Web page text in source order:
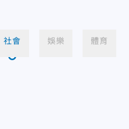
社會 娛樂 體育